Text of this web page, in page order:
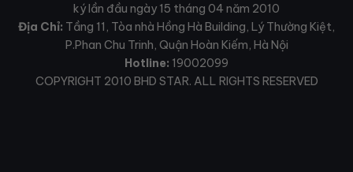
ký lần đầu ngày 15 tháng 04 năm 2010
Địa Chỉ: Tầng 11, Tòa nhà Hồng Hà Building, Lý Thường Kiệt,
P.Phan Chu Trinh, Quận Hoàn Kiếm, Hà Nội
Hotline: 19002099
COPYRIGHT 2010 BHD STAR. ALL RIGHTS RESERVED